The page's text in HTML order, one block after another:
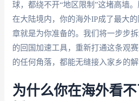
球，都绕不开“地区限制”这堵高墙
在大陆境内，你的海外IP成了最大
章就是为你准备的。我们将一步步
的回国加速工具，重新打通这条观
的任何角落，都能无缝接入家乡的解
为什么你在海外看